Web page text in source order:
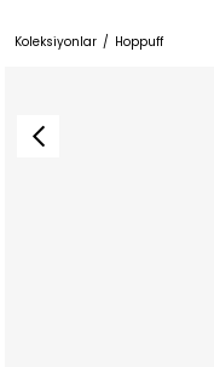
Koleksiyonlar Hoppuff